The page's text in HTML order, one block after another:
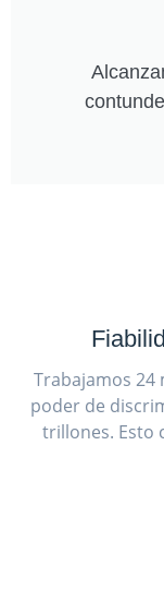
Trabajamos
poder de
trillones. Esto